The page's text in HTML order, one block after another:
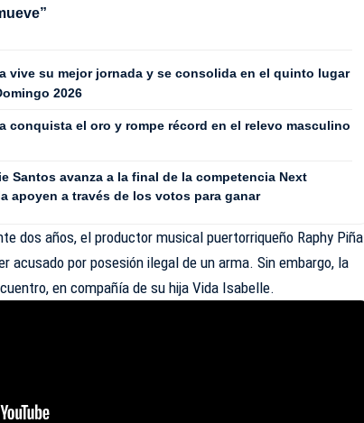
vive su mejor jornada y se consolida en el quinto lugar
2026
conquista el oro y rompe récord en el relevo masculino
Santos avanza a la final de la competencia Next
apoyen a través de los votos para ganar
dos años, el productor musical puertorriqueño Raphy Piña
acusado por posesión ilegal de un arma. Sin embargo, la
en compañía de su hija Vida Isabelle.